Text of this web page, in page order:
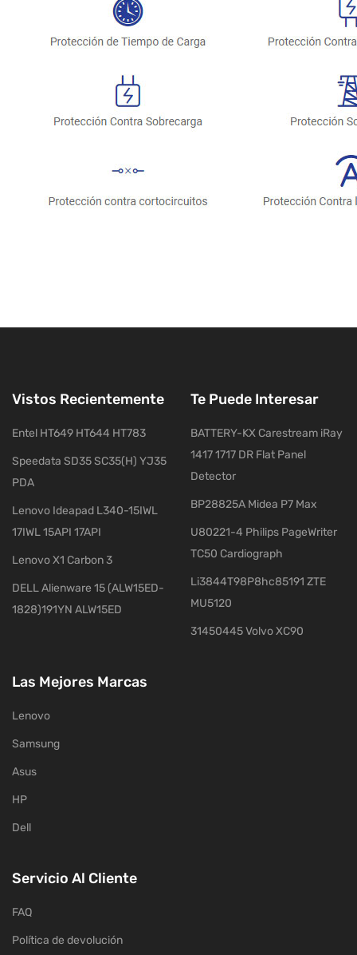
Vistos Recientemente
Entel HT649 HT644 HT783
Speedata SD35 SC35(H) YJ35
PDA
Lenovo Ideapad L340-15IWL
17IWL 15API 17API
Lenovo X1 Carbon 3
DELL Alienware 15 (ALW15ED-
1828)191YN ALW15ED
Te Puede Interesar
BATTERY-KX Carestream iRay
1417 1717 DR Flat Panel
Detector
BP28825A Midea P7 Max
U80221-4 Philips PageWriter
TC50 Cardiograph
Li3844T98P8hc85191 ZTE
MU5120
31450445 Volvo XC90
Las Mejores Marcas
Lenovo
Samsung
Asus
HP
Dell
Servicio Al Cliente
FAQ
Política de devolución